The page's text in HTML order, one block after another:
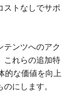
ストなしでサポ
テンツへのアク
これらの追加特
的な価値を向上
にします。